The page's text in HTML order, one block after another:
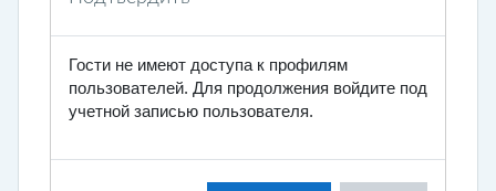
Гости не имеют доступа к профилям
пользователей. Для продолжения войдите под
учетной записью пользователя.